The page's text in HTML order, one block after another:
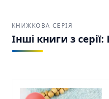
(978-966-10-9159-6)
КНИЖКОВА СЕРІЯ
Інші книги з